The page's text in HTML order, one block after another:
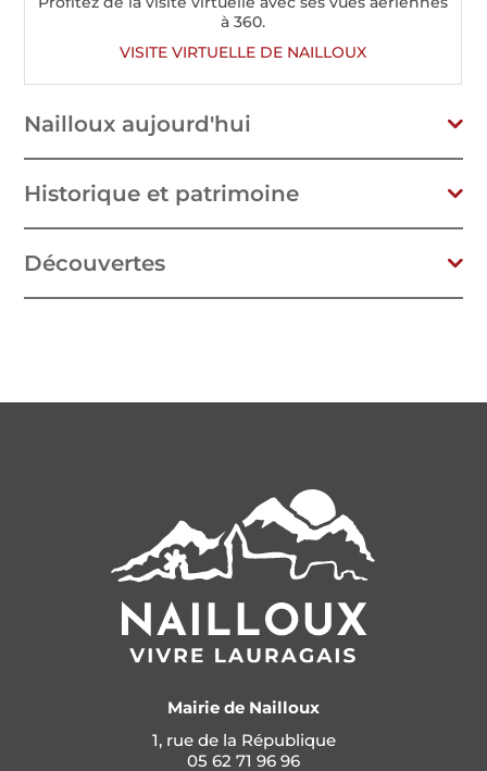
à 360.
VISITE VIRTUELLE DE NAILLOUX
Nailloux aujourd'hui
Historique et patrimoine
Découvertes
Mairie de Nailloux
1, rue de la République
05 62 71 96 96